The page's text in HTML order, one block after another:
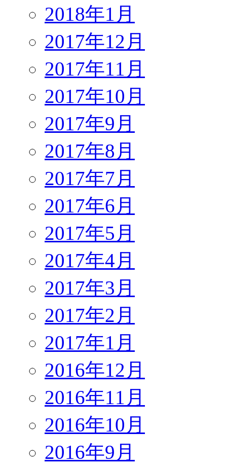
2018年1月
2017年12月
2017年11月
2017年10月
2017年9月
2017年8月
2017年7月
2017年6月
2017年5月
2017年4月
2017年3月
2017年2月
2017年1月
2016年12月
2016年11月
2016年10月
2016年9月